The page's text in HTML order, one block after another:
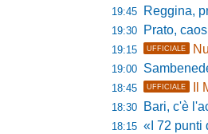
19:45 Reggina,
19:30 Prato, caos
19:15 UFFICIALE
19:00
18:45 UFFICIALE
18:30 Bari, c'è
18:15 «I 72 punti dello